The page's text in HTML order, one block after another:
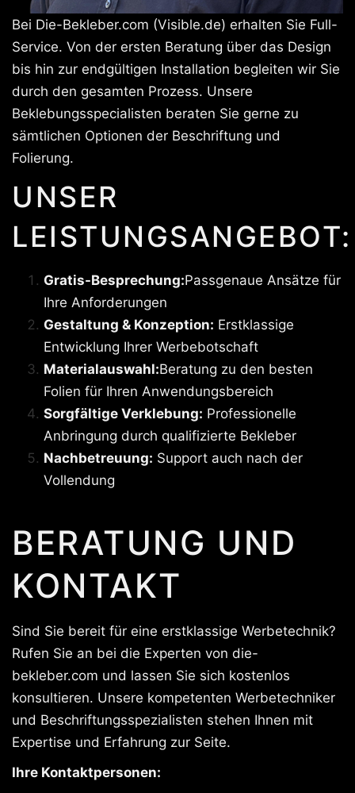
Bei Die-Bekleber.com (Visible.de) erhalten Sie Full-
Service. Von der ersten Beratung über das Design
bis hin zur endgültigen Installation begleiten wir Sie
durch den gesamten Prozess. Unsere
Beklebungsspecialisten beraten Sie gerne zu
sämtlichen Optionen der Beschriftung und
Folierung.
UNSER
LEISTUNGSANGEBOT:
Gratis-Besprechung:Passgenaue Ansätze für
Ihre Anforderungen
Gestaltung & Konzeption: Erstklassige
Entwicklung Ihrer Werbebotschaft
Materialauswahl:Beratung zu den besten
Folien für Ihren Anwendungsbereich
Sorgfältige Verklebung: Professionelle
Anbringung durch qualifizierte Bekleber
Nachbetreuung: Support auch nach der
Vollendung
BERATUNG UND
KONTAKT
Sind Sie bereit für eine erstklassige Werbetechnik?
Rufen Sie an bei die Experten von die-
bekleber.com und lassen Sie sich kostenlos
konsultieren. Unsere kompetenten Werbetechniker
und Beschriftungsspezialisten stehen Ihnen mit
Expertise und Erfahrung zur Seite.
Ihre Kontaktpersonen: